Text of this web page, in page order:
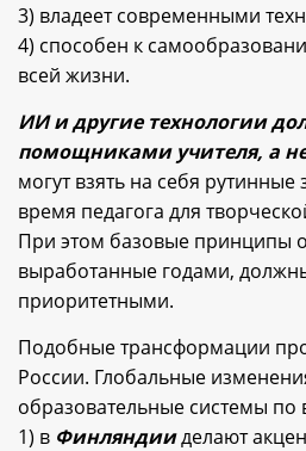
3) владеет современными
4) способен к
всей жизни.
ИИ и другие технологии
помощниками учителя, а
могут взять на себя
время педагога для
При этом базовые принципы
выработанные годами,
приоритетными.
Подобные трансформации
России. Глобальные
образовательные системы по
1) в Финляндииделают